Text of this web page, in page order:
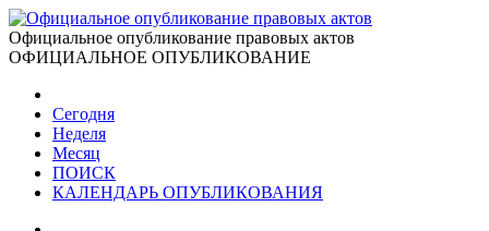
Официальное опубликование правовых актов
ОФИЦИАЛЬНОЕ ОПУБЛИКОВАНИЕ
Сегодня
Неделя
Месяц
ПОИСК
КАЛЕНДАРЬ ОПУБЛИКОВАНИЯ